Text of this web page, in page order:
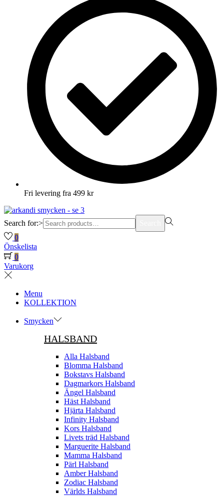
Fri levering fra 499 kr
Search for:>
0
Önskelista
0
Varukorg
Menu
KOLLEKTION
Smycken
HALSBAND
Alla Halsband
Blomma Halsband
Bokstavs Halsband
Dagmarkors Halsband
Ängel Halsband
Häst Halsband
Hjärta Halsband
Infinity Halsband
Kors Halsband
Livets träd Halsband
Marguerite Halsband
Mamma Halsband
Pärl Halsband
Amber Halsband
Zodiac Halsband
Världs Halsband